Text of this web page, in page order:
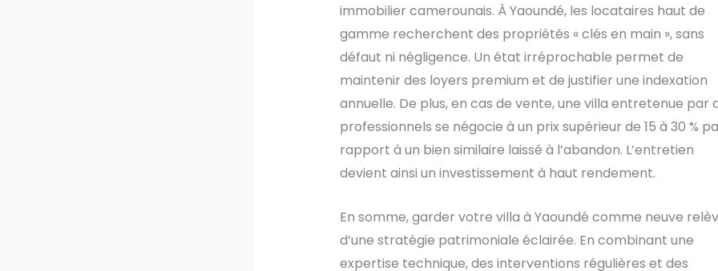
immobilier camerounais. À Yaoundé, les locataires haut de
gamme recherchent des propriétés « clés en main », sans
défaut ni négligence. Un état irréprochable permet de
maintenir des loyers premium et de justifier une indexation
annuelle. De plus, en cas de vente, une villa entretenue par
professionnels se négocie à un prix supérieur de 15 à 30 %
rapport à un bien similaire laissé à l’abandon. L’entretien
devient ainsi un investissement à haut rendement.
En somme, garder votre villa à Yaoundé comme neuve
d’une stratégie patrimoniale éclairée. En combinant une
expertise technique, des interventions régulières et des